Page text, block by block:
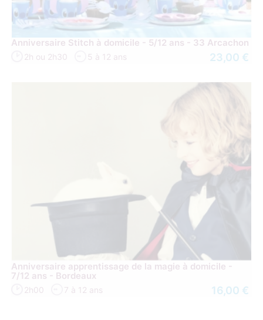
Anniversaire Stitch à domicile - 5/12 ans - 33 Arcachon
2h ou 2h30 5 à 12 ans 23,00 €
Anniversaire apprentissage de la magie à domicile -
7/12 ans - Bordeaux
2h00 7 à 12 ans 16,00 €